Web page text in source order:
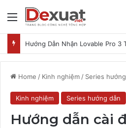
Menu
Hướng Dẫn Nhận Lovable Pro 3
Home / Kinh nghiệm / Series
Kinh nghiệm Series hướng dẫn
Hướng dẫn cài